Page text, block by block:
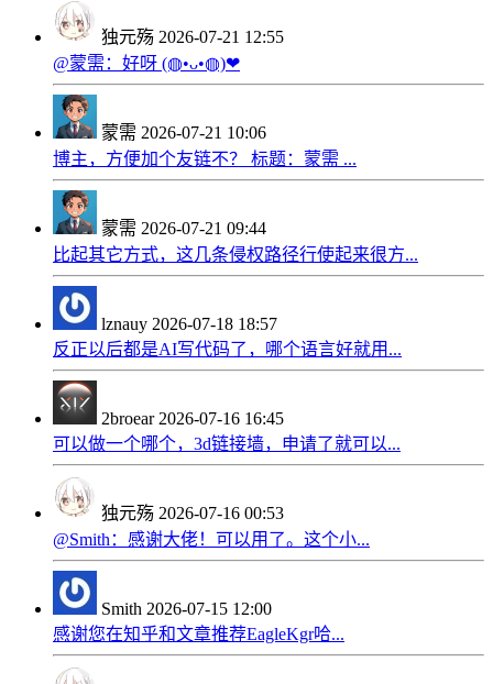
独元殇 2026-07-21 12:55
@蒙需：好呀 (◍•ᴗ•◍)❤
蒙需 2026-07-21 10:06
博主，方便加个友链不？ 标题：蒙需 ...
蒙需 2026-07-21 09:44
比起其它方式，这几条侵权路径行使起来很方...
lznauy 2026-07-18 18:57
反正以后都是AI写代码了，哪个语言好就用...
2broear 2026-07-16 16:45
可以做一个哪个，3d链接墙，申请了就可以...
独元殇 2026-07-16 00:53
@Smith：感谢大佬！可以用了。这个小...
Smith 2026-07-15 12:00
感谢您在知乎和文章推荐EagleKgr哈...